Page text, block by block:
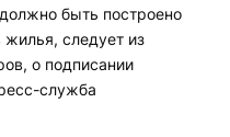
быть построено
следует из
о подписании
служба